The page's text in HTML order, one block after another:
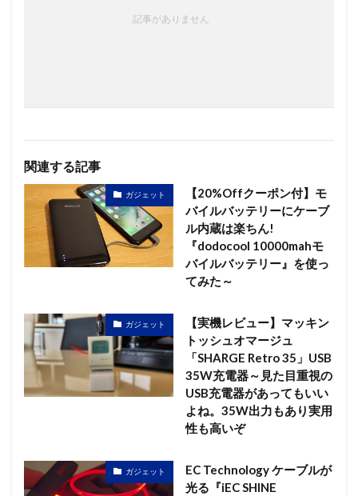
記事がありません
関連する記事
ガジェット
【20%Offクーポン付】モ
バイルバッテリーにケーブ
ル内蔵は楽ちん!
『dodocool 10000mahモ
バイルバッテリー』を使っ
てみた～
ガジェット
【実機レビュー】マッキン
トッシュオマージュ
「SHARGE Retro 35」USB
35W充電器～見た目重視の
USB充電器があってもいい
よね。35W出力もあり実用
性も高いぞ
ガジェット
EC Technology ケーブルが
光る『iEC SHINE